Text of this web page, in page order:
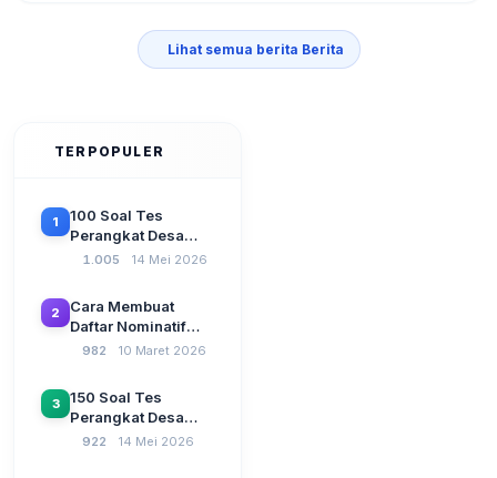
Lihat semua berita Berita
TERPOPULER
1
100 Soal Tes
Perangkat Desa
Terbaru 2026
CAT Berbasis UU
Desa No. 3 Tahun
2024
1.005 14 Mei 2026
2
Cara Membuat
Daftar Nominatif
Siltap di Aplikasi
SPP Pencairan
Dana Desa
982 10 Maret 2026
3
150 Soal Tes
Perangkat Desa
2026: Administrasi
922 14 Mei 2026